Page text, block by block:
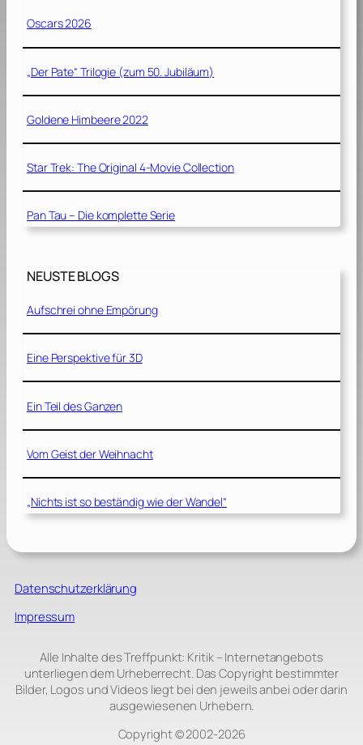
Oscars 2026
„Der Pate“ Trilogie (zum 50. Jubiläum)
Goldene Himbeere 2022
Star Trek: The Original 4-Movie Collection
Pan Tau – Die komplette Serie
NEUSTE BLOGS
Aufschrei ohne Empörung
Eine Perspektive für 3D
Ein Teil des Ganzen
Vom Geist der Weihnacht
„Nichts ist so beständig wie der Wandel“
Datenschutzerklärung
Impressum
Alle Inhalte des Treffpunkt: Kritik – Internetangebots
unterliegen dem Urheberrecht. Das Copyright bestimmter
Bilder, Logos und Videos liegt bei den jeweils anbei oder darin
ausgewiesenen Urhebern.
Copyright © 2002‑2026